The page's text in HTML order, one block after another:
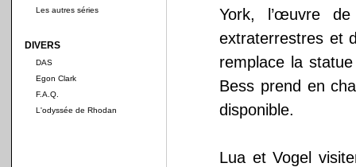
Les autres séries
DIVERS
DAS
Egon Clark
F.A.Q.
L'odyssée de Rhodan
York, l’œuvre
extraterrestres et
remplace la
Bess prend en
disponible.
Lua et Vogel